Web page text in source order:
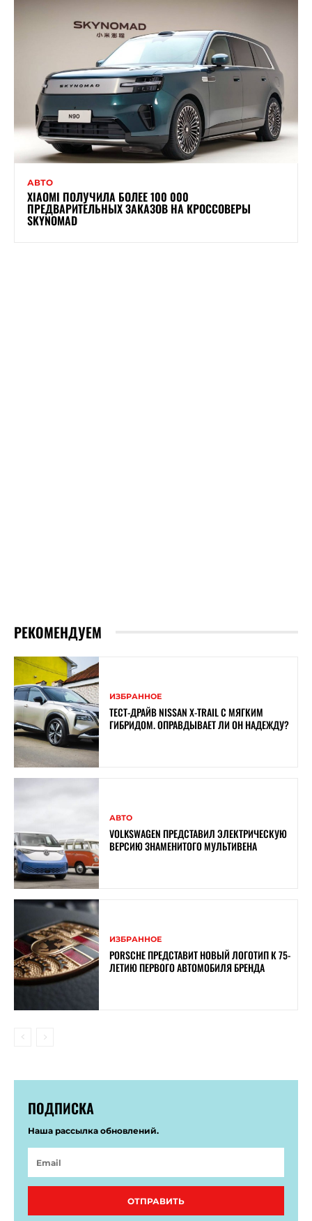
АВТО
XIAOMI ПОЛУЧИЛА БОЛЕЕ 100 000
ПРЕДВАРИТЕЛЬНЫХ ЗАКАЗОВ НА КРОССОВЕРЫ
SKYNOMAD
РЕКОМЕНДУЕМ
ИЗБРАННОЕ
ТЕСТ-ДРАЙВ NISSAN X-TRAIL С МЯГКИМ
ГИБРИДОМ. ОПРАВДЫВАЕТ ЛИ ОН НАДЕЖДУ?
АВТО
VOLKSWAGEN ПРЕДСТАВИЛ ЭЛЕКТРИЧЕСКУЮ
ВЕРСИЮ ЗНАМЕНИТОГО МУЛЬТИВЕНА
ИЗБРАННОЕ
PORSCHE ПРЕДСТАВИТ НОВЫЙ ЛОГОТИП К 75-
ЛЕТИЮ ПЕРВОГО АВТОМОБИЛЯ БРЕНДА
ПОДПИСКА
Наша рассылка обновлений.
ОТПРАВИТЬ